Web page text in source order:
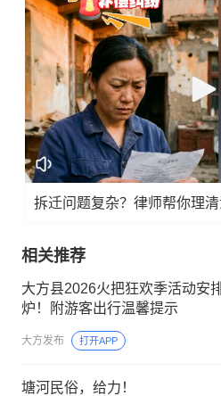
拆迁问题复杂？律师帮你理
相关推荐
大方县2026火把狂欢季活动安
炉！附游客出行温馨提示
大方发布 打开APP
塘河民俗，给力！